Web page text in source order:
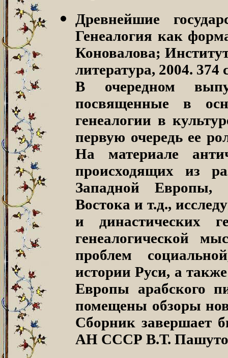
Древнейшие
Генеалогия как
Коновалова;
литература, 2004. 374
В очередном
посвященные в
генеалогии в
первую очередь ее
На материале
происходящих из
Западной Европы,
Востока и т.д.,
и династических
генеалогической
проблем
истории Руси, а
Европы арабского
помещены обзоры
Сборник завершает
АН СССР В.Т. Пашуто